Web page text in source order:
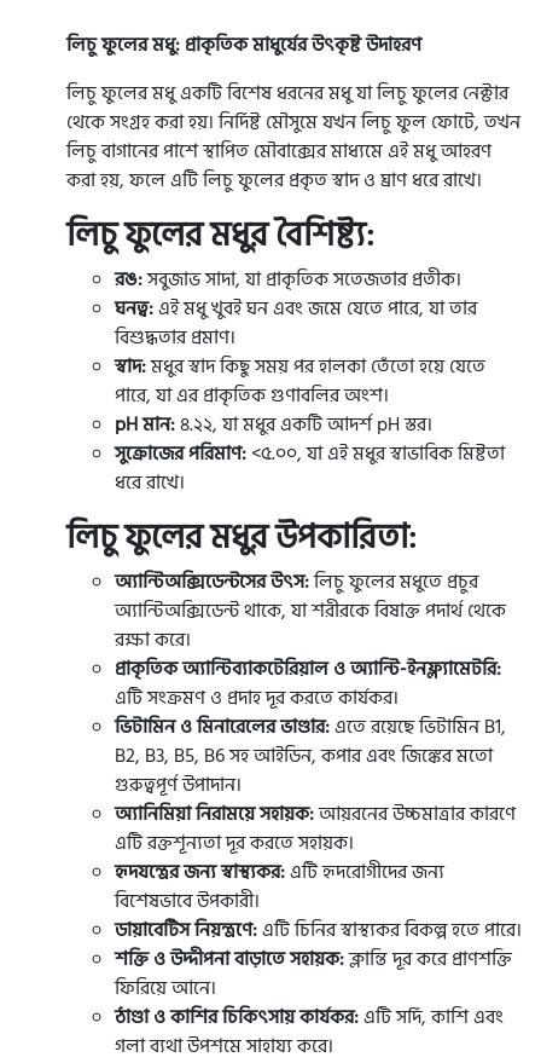
লিচু ফুলের মধু: প্রাকৃতিক মাধুর্যের উৎকৃষ্ট উদাহরণ
লিচু ফুলের মধু একটি বিশেষ ধরনের মধু যা লিচু ফুলের নেক্টার
থেকে সংগ্রহ করা হয়। নির্দিষ্ট মৌসুমে যখন লিচু ফুল ফোটে, তখন
লিচু বাগানের পাশে স্থাপিত মৌবাক্সের মাধ্যমে এই মধু আহরণ
করা হয়, ফলে এটি লিচু ফুলের প্রকৃত স্বাদ ও ঘ্রাণ ধরে রাখে।
লিচু ফুলের মধুর বৈশিষ্ট্য:
রঙ:সবুজাভ সাদা, যা প্রাকৃতিক সতেজতার প্রতীক।
ঘনত্ব:এই মধু খুবই ঘন এবং জমে যেতে পারে, যা তার
বিশুদ্ধতার প্রমাণ।
স্বাদ:মধুর স্বাদ কিছু সময় পর হালকা তেঁতো হয়ে যেতে
পারে, যা এর প্রাকৃতিক গুণাবলির অংশ।
pH মান:৪.২২, যা মধুর একটি আদর্শ pH স্তর।
সুক্রোজের পরিমাণ:<৫.০০, যা এই মধুর স্বাভাবিক মিষ্টতা
ধরে রাখে।
লিচু ফুলের মধুর উপকারিতা:
অ্যান্টিঅক্সিডেন্টসের উৎস:লিচু ফুলের মধুতে প্রচুর
অ্যান্টিঅক্সিডেন্ট থাকে, যা শরীরকে বিষাক্ত পদার্থ থেকে
রক্ষা করে।
প্রাকৃতিক অ্যান্টিব্যাকটেরিয়াল ও অ্যান্টি-ইনফ্ল্যামেটরি:
এটি সংক্রমণ ও প্রদাহ দূর করতে কার্যকর।
ভিটামিন ও মিনারেলের ভাণ্ডার:এতে রয়েছে ভিটামিন B1,
B2, B3, B5, B6 সহ আইডিন, কপার এবং জিঙ্কের মতো
গুরুত্বপূর্ণ উপাদান।
অ্যানিমিয়া নিরাময়ে সহায়ক:আয়রনের উচ্চমাত্রার কারণে
এটি রক্তশূন্যতা দূর করতে সহায়ক।
হৃদযন্ত্রের জন্য স্বাস্থ্যকর:এটি হৃদরোগীদের জন্য
বিশেষভাবে উপকারী।
ডায়াবেটিস নিয়ন্ত্রণে:এটি চিনির স্বাস্থ্যকর বিকল্প হতে পারে।
শক্তি ও উদ্দীপনা বাড়াতে সহায়ক:ক্লান্তি দূর করে প্রাণশক্তি
ফিরিয়ে আনে।
ঠাণ্ডা ও কাশির চিকিৎসায় কার্যকর:এটি সর্দি, কাশি এবং
গলা ব্যথা উপশমে সাহায্য করে।